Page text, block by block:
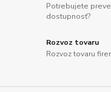
Potrebujete
dostupnosť?
Rozvoz tovaru
Rozvoz tovaru